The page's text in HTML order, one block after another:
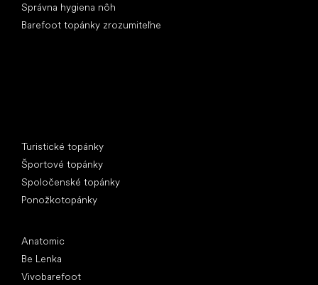
Správna hygiena nôh
Barefoot topánky zrozumiteľne
Turistické topánky
Športové topánky
Spoločenské topánky
Ponožkotopánky
Anatomic
Be Lenka
Vivobarefoot